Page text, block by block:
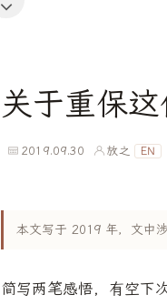
关于重保
2019.09.30 放之 EN
本文写于 2019 年，文中
简写两笔感悟，有空下